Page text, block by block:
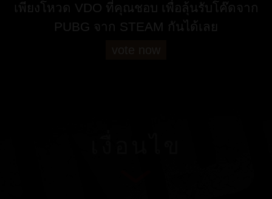
เพียงโหวด VDO ที่คุณชอบ เพื่อลุ้นรับโค๊ดจาก
PUBG จาก STEAM กันได้เลย